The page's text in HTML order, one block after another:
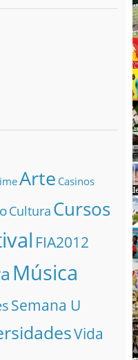
Arte Casinos
Cultura Cursos
FIA2012
Música
Semana U
Vida